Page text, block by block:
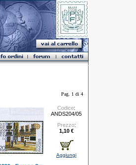
Pag. 1 di 4
Codice:
ANDS204/05
Prezzo:
1,10 €
Aggiungi